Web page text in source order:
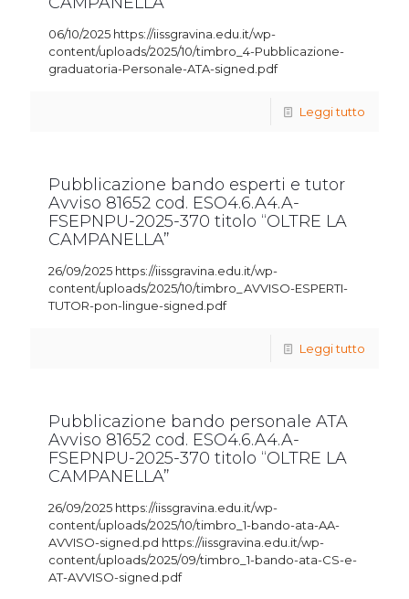
06/10/2025 https://iissgravina.edu.it/wp-
content/uploads/2025/10/timbro_4-Pubblicazione-
graduatoria-Personale-ATA-signed.pdf
Leggi tutto
Pubblicazione bando esperti e tutor
Avviso 81652 cod. ESO4.6.A4.A-
FSEPNPU-2025-370 titolo “OLTRE LA
CAMPANELLA”
26/09/2025 https://iissgravina.edu.it/wp-
content/uploads/2025/10/timbro_AVVISO-ESPERTI-
TUTOR-pon-lingue-signed.pdf
Leggi tutto
Pubblicazione bando personale ATA
Avviso 81652 cod. ESO4.6.A4.A-
FSEPNPU-2025-370 titolo “OLTRE LA
CAMPANELLA”
26/09/2025 https://iissgravina.edu.it/wp-
content/uploads/2025/10/timbro_1-bando-ata-AA-
AVVISO-signed.pd https://iissgravina.edu.it/wp-
content/uploads/2025/09/timbro_1-bando-ata-CS-e-
AT-AVVISO-signed.pdf